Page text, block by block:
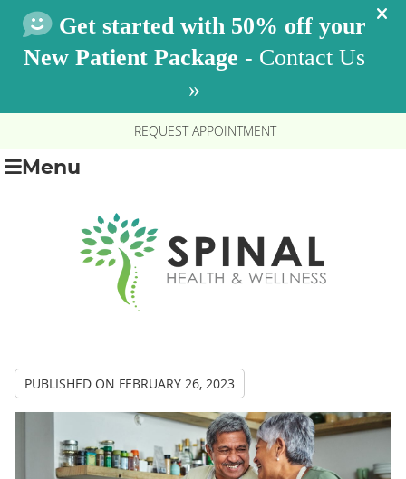
REQUEST APPOINTMENT
Menu
PUBLISHED ON FEBRUARY 26, 2023